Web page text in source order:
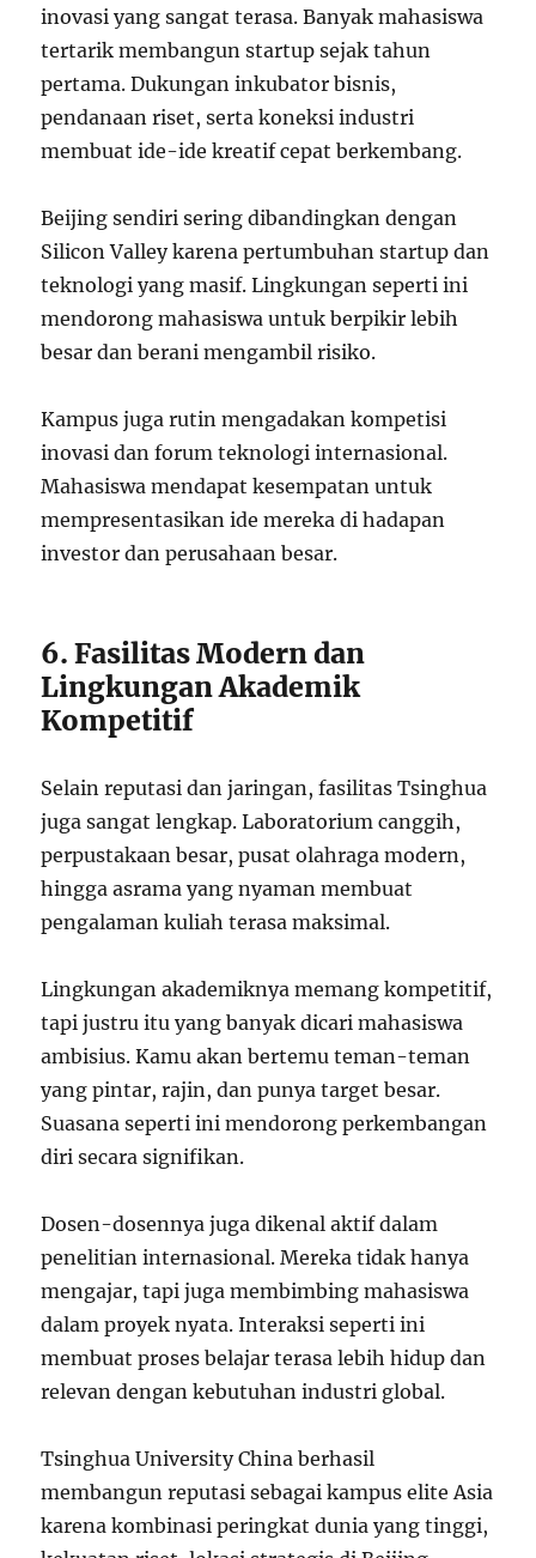
inovasi yang sangat terasa. Banyak mahasiswa
tertarik membangun startup sejak tahun
pertama. Dukungan inkubator bisnis,
pendanaan riset, serta koneksi industri
membuat ide-ide kreatif cepat berkembang.
Beijing sendiri sering dibandingkan dengan
Silicon Valley karena pertumbuhan startup dan
teknologi yang masif. Lingkungan seperti ini
mendorong mahasiswa untuk berpikir lebih
besar dan berani mengambil risiko.
Kampus juga rutin mengadakan kompetisi
inovasi dan forum teknologi internasional.
Mahasiswa mendapat kesempatan untuk
mempresentasikan ide mereka di hadapan
investor dan perusahaan besar.
6. Fasilitas Modern dan
Lingkungan Akademik
Kompetitif
Selain reputasi dan jaringan, fasilitas Tsinghua
juga sangat lengkap. Laboratorium canggih,
perpustakaan besar, pusat olahraga modern,
hingga asrama yang nyaman membuat
pengalaman kuliah terasa maksimal.
Lingkungan akademiknya memang kompetitif,
tapi justru itu yang banyak dicari mahasiswa
ambisius. Kamu akan bertemu teman-teman
yang pintar, rajin, dan punya target besar.
Suasana seperti ini mendorong perkembangan
diri secara signifikan.
Dosen-dosennya juga dikenal aktif dalam
penelitian internasional. Mereka tidak hanya
mengajar, tapi juga membimbing mahasiswa
dalam proyek nyata. Interaksi seperti ini
membuat proses belajar terasa lebih hidup dan
relevan dengan kebutuhan industri global.
Tsinghua University China berhasil
membangun reputasi sebagai kampus elite Asia
karena kombinasi peringkat dunia yang tinggi,